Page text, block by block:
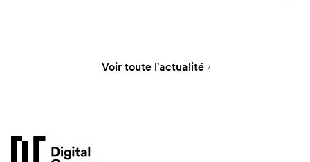
Voir toute l'actualité